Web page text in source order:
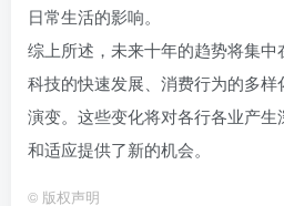
日常生活的影响。
综上所述，未来十年的趋势将集中
科技的快速发展、消费行为的多
演变。这些变化将对各行各业产
和适应提供了新的机会。
© 版权声明